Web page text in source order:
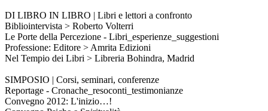
DI LIBRO IN LIBRO | Libri e lettori a confronto
Bibliointervista > Roberto Volterri
Le Porte della Percezione - Libri_esperienze_suggestioni
Professione: Editore > Amrita Edizioni
Nel Tempio dei Libri > Libreria Bohindra, Madrid
SIMPOSIO | Corsi, seminari, conferenze
Reportage - Cronache_resoconti_testimonianze
Convegno 2012: L'inizio…!